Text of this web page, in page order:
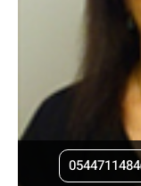
0544711484